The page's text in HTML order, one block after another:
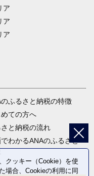
ア
ア
ア
のふるさと納税の特徴
ての方へ
と納税の流れ
わかるANAのふるさと
クッキー（Cookie）を使
場合、Cookieの利用に同